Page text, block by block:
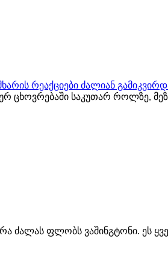
რეაქციები ძალიან
ცხოვრებაში საკუთარ როლზე,
რა ძალას ფლობს ვაშინგტონი. ეს